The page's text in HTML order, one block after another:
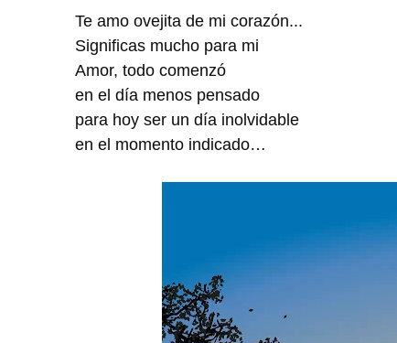
Te amo ovejita de mi corazón...
Significas mucho para mi
Amor, todo comenzó
en el día menos pensado
para hoy ser un día inolvidable
en el momento indicado…